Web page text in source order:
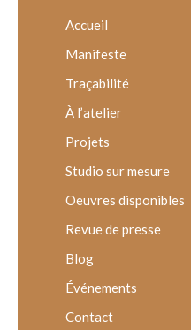
Accueil
Manifeste
Traçabilité
À l’atelier
Projets
Studio sur mesure
Oeuvres disponibles
Revue de presse
Blog
Événements
Contact